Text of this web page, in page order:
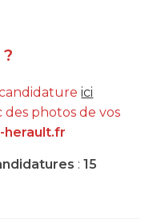
candidatureici
photos de vos
herault.fr
:15